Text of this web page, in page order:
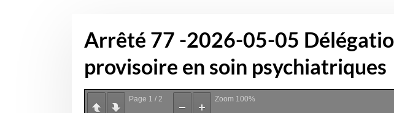
Arrêté 77 -2026-05-05
provisoire en soin psychiatriques
Page 1 / 2 Zoom 100%